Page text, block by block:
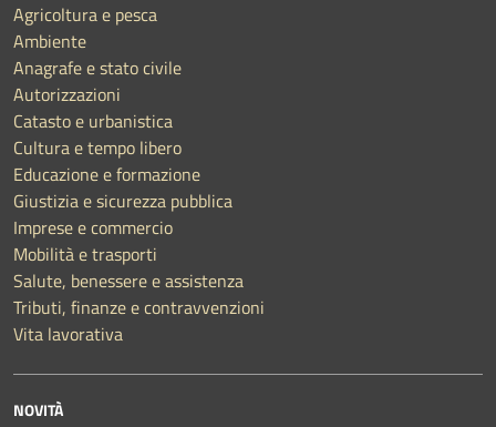
Agricoltura e pesca
Ambiente
Anagrafe e stato civile
Autorizzazioni
Catasto e urbanistica
Cultura e tempo libero
Educazione e formazione
Giustizia e sicurezza pubblica
Imprese e commercio
Mobilità e trasporti
Salute, benessere e assistenza
Tributi, finanze e contravvenzioni
Vita lavorativa
NOVITÀ